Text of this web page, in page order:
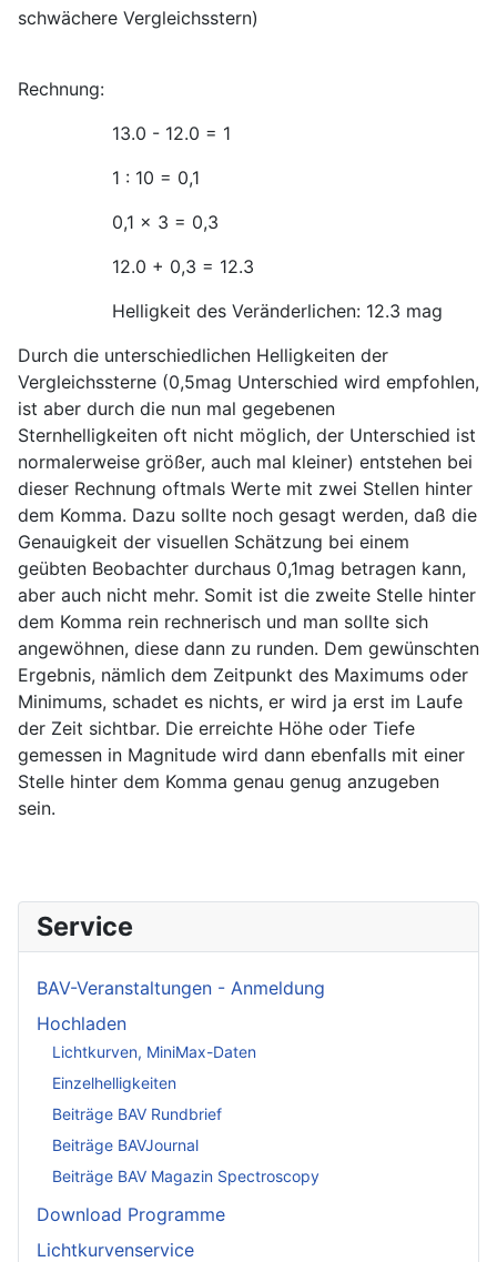
schwächere Vergleichsstern)
Rechnung:
13.0 - 12.0 = 1
1 : 10 = 0,1
0,1 x 3 = 0,3
12.0 + 0,3 = 12.3
Helligkeit des Veränderlichen: 12.3 mag
Durch die unterschiedlichen Helligkeiten der
Vergleichssterne (0,5mag Unterschied wird empfohlen,
ist aber durch die nun mal gegebenen
Sternhelligkeiten oft nicht möglich, der Unterschied ist
normalerweise größer, auch mal kleiner) entstehen bei
dieser Rechnung oftmals Werte mit zwei Stellen hinter
dem Komma. Dazu sollte noch gesagt werden, daß die
Genauigkeit der visuellen Schätzung bei einem
geübten Beobachter durchaus 0,1mag betragen kann,
aber auch nicht mehr. Somit ist die zweite Stelle hinter
dem Komma rein rechnerisch und man sollte sich
angewöhnen, diese dann zu runden. Dem gewünschten
Ergebnis, nämlich dem Zeitpunkt des Maximums oder
Minimums, schadet es nichts, er wird ja erst im Laufe
der Zeit sichtbar. Die erreichte Höhe oder Tiefe
gemessen in Magnitude wird dann ebenfalls mit einer
Stelle hinter dem Komma genau genug anzugeben
sein.
Service
BAV-Veranstaltungen - Anmeldung
Hochladen
Lichtkurven, MiniMax-Daten
Einzelhelligkeiten
Beiträge BAV Rundbrief
Beiträge BAVJournal
Beiträge BAV Magazin Spectroscopy
Download Programme
Lichtkurvenservice